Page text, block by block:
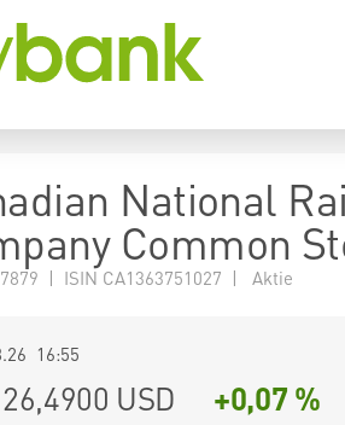
National
Common
| ISIN CA1363751027 | Aktie
16:55
USD
+0,07 %